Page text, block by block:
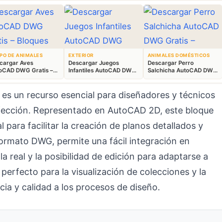
DE ANIMALES
Aves
DWG Gratis –
Animales 2D
EXTERIOR
Descargar Juegos
Infantiles AutoCAD DWG
Gratis – Parque 2D
ANIMALES DOMÉSTICOS
Descargar Perro
Salchicha AutoCAD DWG
Gratis – Bloque 2D
un recurso esencial para diseñadores y técnicos
Representado en AutoCAD 2D, este bloque
para facilitar la creación de planos detallados y
DWG, permite una fácil integración en
real y la posibilidad de edición para adaptarse a
para la visualización de colecciones y la
y calidad a los procesos de diseño.